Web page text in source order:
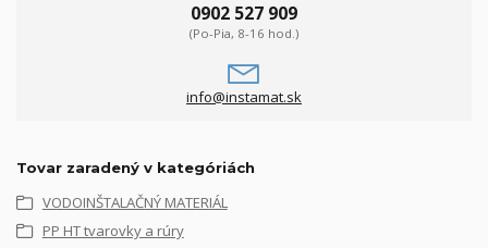
0902 527 909
(Po-Pia, 8-16 hod.)
info@instamat.sk
Tovar zaradený v kategóriách
VODOINŠTALAČNÝ MATERIÁL
PP HT tvarovky a rúry